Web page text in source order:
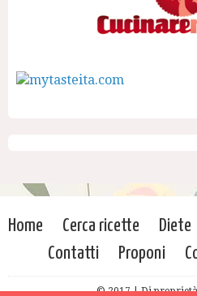
Home Cerca ricette Diete
Contatti
Proponi
© 2017 | Di